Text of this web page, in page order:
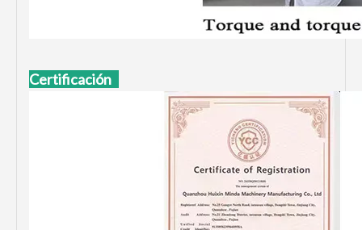
Certificación